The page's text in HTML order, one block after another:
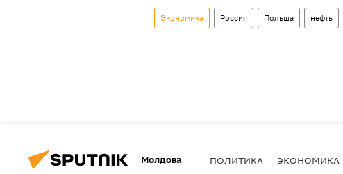
Экономика Россия Польша нефть
Молдова ПОЛИТИКА ЭКОНОМИКА